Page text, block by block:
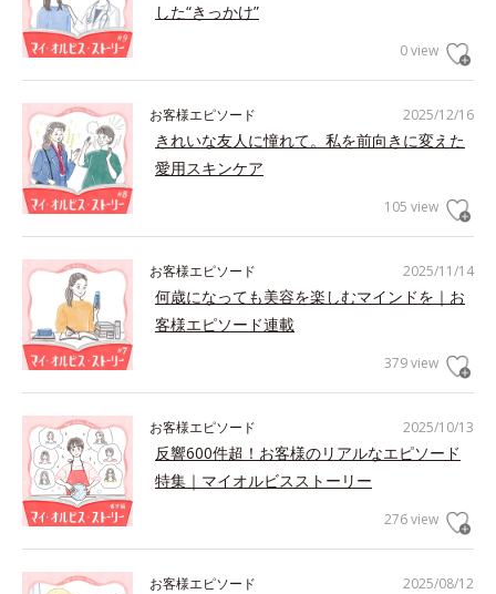
した“きっかけ”
0 view
2025/12/16
お客様エピソード
きれいな友人に憧れて。私を前向きに変えた
愛用スキンケア
105 view
2025/11/14
お客様エピソード
何歳になっても美容を楽しむマインドを｜お
客様エピソード連載
379 view
2025/10/13
お客様エピソード
反響600件超！お客様のリアルなエピソード
特集｜マイオルビスストーリー
276 view
2025/08/12
お客様エピソード